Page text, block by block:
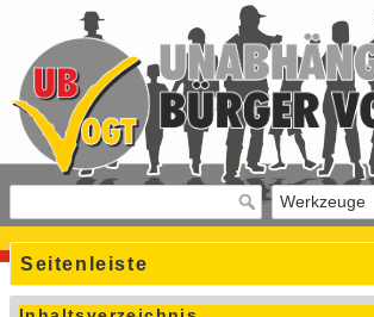
Seitenleiste